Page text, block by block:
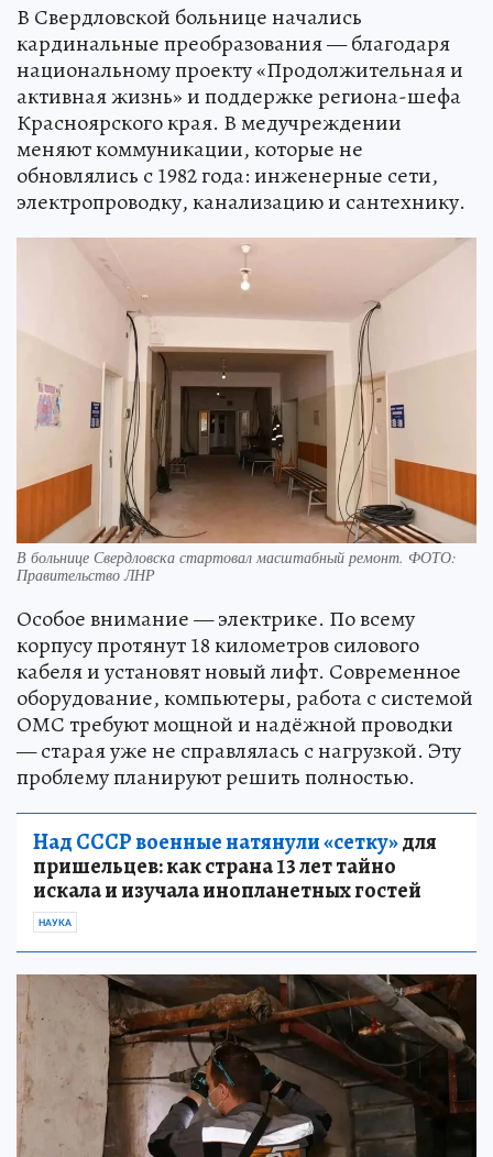
В Свердловской больнице начались
кардинальные преобразования — благодаря
национальному проекту «Продолжительная и
активная жизнь» и поддержке региона-шефа
Красноярского края. В медучреждении
меняют коммуникации, которые не
обновлялись с 1982 года: инженерные сети,
электропроводку, канализацию и сантехнику.
В больнице Свердловска стартовал масштабный ремонт. ФОТО:
Правительство ЛНР
Особое внимание — электрике. По всему
корпусу протянут 18 километров силового
кабеля и установят новый лифт. Современное
оборудование, компьютеры, работа с системой
ОМС требуют мощной и надёжной проводки
— старая уже не справлялась с нагрузкой. Эту
проблему планируют решить полностью.
Над СССР военные натянули «сетку»для
пришельцев: как страна 13 лет тайно
искала и изучала инопланетных гостей
НАУКА